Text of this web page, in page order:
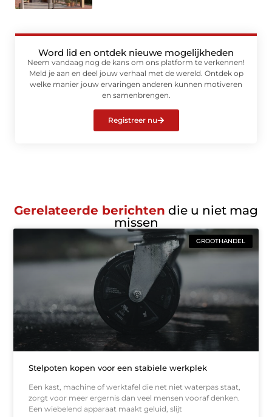
Word lid en ontdek nieuwe mogelijkheden
Neem vandaag nog de kans om ons platform te verkennen!
Meld je aan en deel jouw verhaal met de wereld. Ontdek op
welke manier jouw ervaringen anderen kunnen motiveren
en samenbrengen.
Registreer nu
Gerelateerde berichten die u niet mag
missen
GROOTHANDEL
Stelpoten kopen voor een stabiele werkplek
Een kast, machine of werktafel die net niet waterpas staat,
zorgt voor meer ergernis dan veel mensen vooraf denken.
Een wiebelend apparaat maakt geluid, slijt